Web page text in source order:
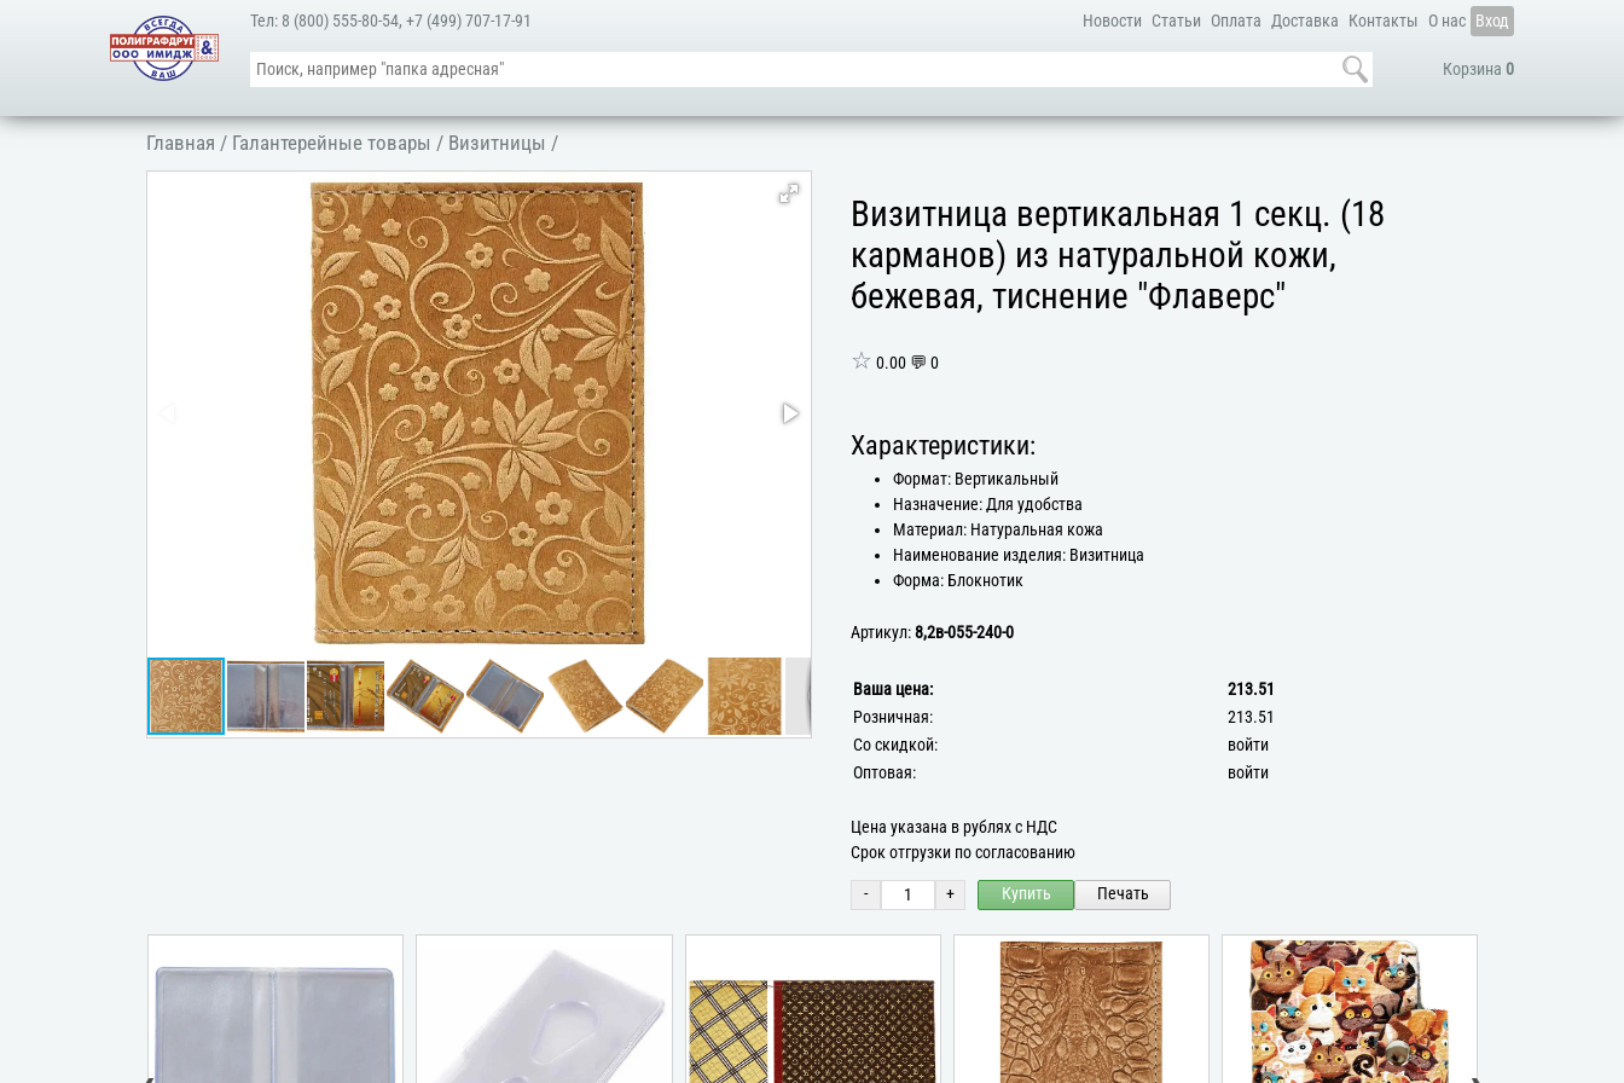
Новости Статьи Оплата Доставка Контакты О нас Вход
Корзина 0
Тел: 8 (800) 555-80-54,+7 (499) 707-17-91
Главная / Галантерейные товары / Визитницы /
Визитница вертикальная 1 секц. (18
карманов) из натуральной кожи,
бежевая, тиснение "Флаверс"
☆ 0.00 💬 0
Характеристики:
Формат: Вертикальный
Назначение: Для удобства
Материал: Натуральная кожа
Наименование изделия: Визитница
Форма: Блокнотик
Артикул:8,2в-055-240-0
Ваша цена:
213.51
Розничная:
213.51
Со скидкой:
войти
Оптовая:
войти
Цена указана в рублях с НДС
Срок отгрузки по согласованию
- + Купить Печать